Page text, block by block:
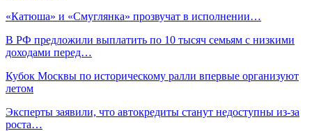
«Катюша» и «Смуглянка» прозвучат в исполнении…
В РФ предложили выплатить по 10 тысяч семьям с низкими
доходами перед…
Кубок Москвы по историческому ралли впервые организуют
летом
Эксперты заявили, что автокредиты станут недоступны из-за
роста…